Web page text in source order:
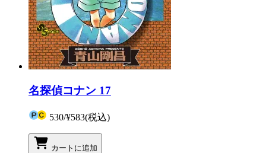
名探偵コナン 17
530/¥583(税込)
カートに追加